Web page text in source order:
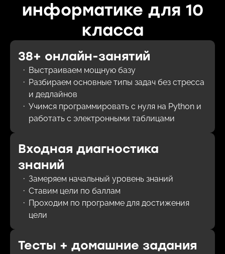
информатике для 10
класса
38+ онлайн-занятий
Выстраиваем мощную базу
Разбираем основные типы задач без стресса
и дедлайнов
Учимся программировать с нуля на Python и
работать с электронными таблицами
Входная диагностика
знаний
Замеряем начальный уровень знаний
Ставим цели по баллам
Проходим по программе для достижения
цели
Тесты + домашние задания